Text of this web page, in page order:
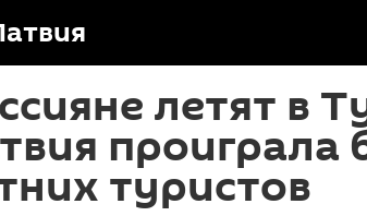
летят в
проиграла
туристов